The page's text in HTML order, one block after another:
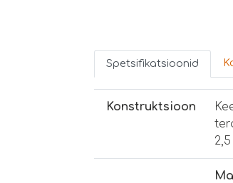
Spetsifikatsioonid
Konstruktsioon